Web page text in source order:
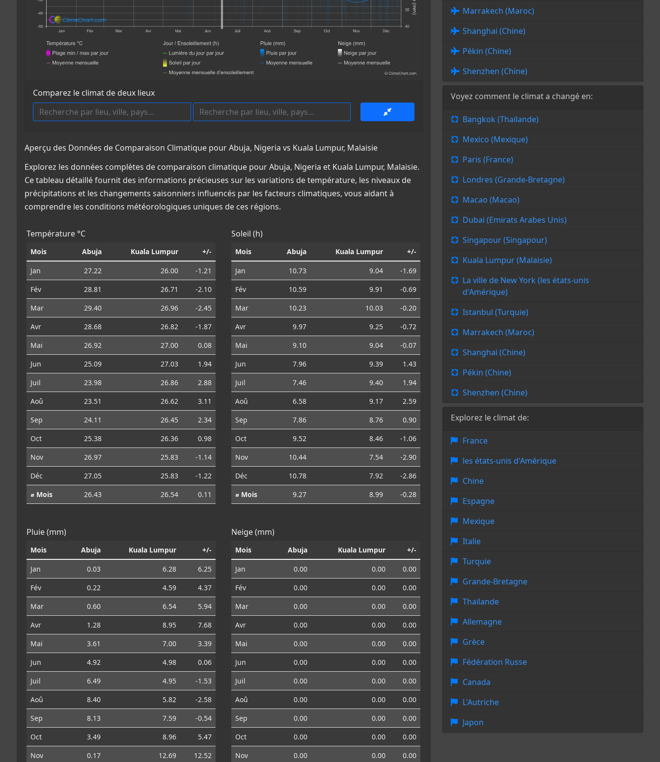
Comparez le climat de deux lieux
Aperçu des Données de Comparaison Climatique pour Abuja, Nigeria vs Kuala Lumpur, Malaisie
Explorez les données complètes de comparaison climatique pour Abuja, Nigeria et Kuala Lumpur, Malaisie.
Ce tableau détaillé fournit des informations précieuses sur les variations de température, les niveaux de
précipitations et les changements saisonniers influencés par les facteurs climatiques, vous aidant à
comprendre les conditions météorologiques uniques de ces régions.
Température °C
Mois Abuja Kuala Lumpur +/-
Jan 27.22 26.00
-1.21
Fév
28.81 26.71
-2.10
Mar
29.40 26.96
-2.45
Avr
28.68 26.82
-1.87
Mai
26.92 27.00
0.08
Jun
25.09 27.03
1.94
Juil
23.98 26.86
2.88
Aoû
23.51 26.62
3.11
Sep
24.11 26.45
2.34
Oct
25.38 26.36
0.98
Nov
26.97 25.83
-1.14
Déc
27.05 25.83
-1.22
⌀ Mois
26.43 26.54 0.11
Soleil (h)
Mois Abuja Kuala Lumpur +/-
Jan 10.73 9.04
-1.69
Fév
10.59 9.91
-0.69
Mar
10.23 10.03
-0.20
Avr
9.97 9.25
-0.72
Mai
9.10 9.04
-0.07
Jun
7.96 9.39
1.43
Juil
7.46 9.40
1.94
Aoû
6.58 9.17
2.59
Sep
7.86 8.76
0.90
Oct
9.52 8.46
-1.06
Nov
10.44 7.54
-2.90
Déc
10.78 7.92
-2.86
⌀ Mois
9.27 8.99 -0.28
Pluie (mm)
Mois Abuja Kuala Lumpur +/-
Jan 0.03 6.28
6.25
Fév
0.22 4.59
4.37
Mar
0.60 6.54
5.94
Avr
1.28 8.95
7.68
Mai
3.61 7.00
3.39
Jun
4.92 4.98
0.06
Juil
6.49 4.95
-1.53
Aoû
8.40 5.82
-2.58
Sep
8.13 7.59
-0.54
Oct
3.49 8.96
5.47
Nov
0.17 12.69 12.52
Neige (mm)
Mois Abuja Kuala Lumpur +/-
Jan 0.00 0.00
0.00
Fév
0.00 0.00
0.00
Mar
0.00 0.00
0.00
Avr
0.00 0.00
0.00
Mai
0.00 0.00
0.00
Jun
0.00 0.00
0.00
Juil
0.00 0.00
0.00
Aoû
0.00 0.00
0.00
Sep
0.00 0.00
0.00
Oct
0.00 0.00
0.00
Nov
0.00 0.00 0.00
Marrakech (Maroc)
Shanghai (Chine)
Pékin (Chine)
Shenzhen (Chine)
Voyez comment le climat a changé en:
Bangkok (Thaïlande)
Mexico (Mexique)
Paris (France)
Londres (Grande-Bretagne)
Macao (Macao)
Dubai (Emirats Arabes Unis)
Singapour (Singapour)
Kuala Lumpur (Malaisie)
La ville de New York (les états-unis
d'Amérique)
Istanbul (Turquie)
Marrakech (Maroc)
Shanghai (Chine)
Pékin (Chine)
Shenzhen (Chine)
Explorez le climat de:
France
les états-unis d'Amérique
Chine
Espagne
Mexique
Italie
Turquie
Grande-Bretagne
Thaïlande
Allemagne
Grèce
Fédération Russe
Canada
L'Autriche
Japon